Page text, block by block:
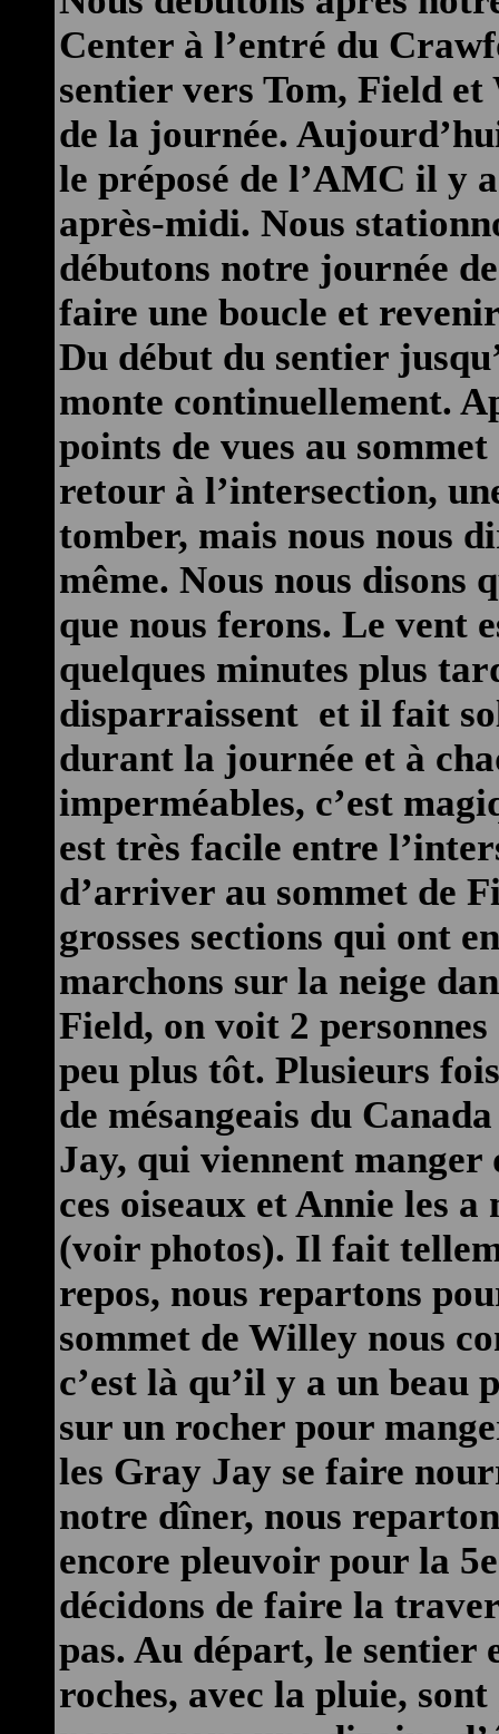
Center à l’entré du
sentier vers Tom, Field
de la journée.
le préposé de l’AMC il y
après-midi. Nous
débutons notre journée
faire une boucle et
Du début du sentier
monte continuellement.
points de vues au
retour à l’intersection,
tomber, mais nous nous
même. Nous nous disons
que nous ferons. Le vent
quelques minutes plus
disparraissent et il fait
durant la journée et à
imperméables, c’est
est très facile entre
d’arriver au sommet de
grosses sections qui ont
marchons sur la neige
Field, on voit 2
peu plus tôt. Plusieurs
de mésangeais du
Jay, qui viennent manger
ces oiseaux et Annie les
(voir photos). Il fait
repos, nous repartons
sommet de Willey nous
c’est là qu’il y a un beau
sur un rocher pour
les Gray Jay se faire
notre dîner, nous
encore pleuvoir pour la
décidons de faire la
pas. Au départ, le sentier
roches, avec la pluie,